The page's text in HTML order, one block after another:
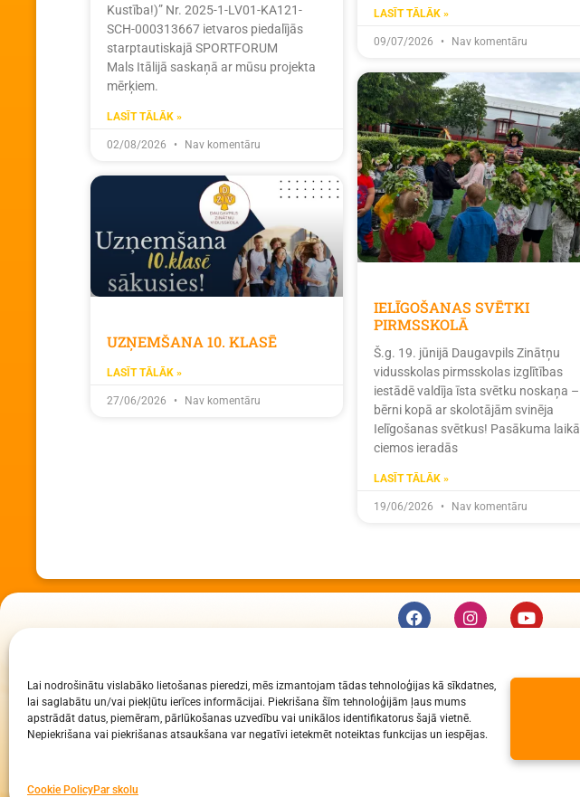
Lai nodrošinātu vislabāko lietošanas pieredzi, mēs izmantojam tādas tehnoloģijas kā sīkdatnes,
lai saglabātu un/vai piekļūtu ierīces informācijai. Piekrišana šīm tehnoloģijām ļaus mums
apstrādāt datus, piemēram, pārlūkošanas uzvedību vai unikālos identifikatorus šajā vietnē.
Nepiekrišana vai piekrišanas atsaukšana var negatīvi ietekmēt noteiktas funkcijas un iespējas.
Cookie PolicyPar skolu
Kustība!)” Nr. 2025-1-LV01-KA121-
SCH-000313667 ietvaros piedalījās
starptautiskajā SPORTFORUM
Mals Itālijā saskaņā ar mūsu projekta
mērķiem.
LASĪT TĀLĀK »
02/08/2026 Nav komentāru
LASĪT TĀLĀK »
09/07/2026 Nav komentāru
UZŅEMŠANA 10. KLASĒ
LASĪT TĀLĀK »
27/06/2026 Nav komentāru
IELĪGOŠANAS SVĒTKI
PIRMSSKOLĀ
Š.g. 19. jūnijā Daugavpils Zinātņu
vidusskolas pirmsskolas izglītības
iestādē valdīja īsta svētku noskaņa –
bērni kopā ar skolotājām svinēja
Ielīgošanas svētkus! Pasākuma laikā
ciemos ieradās
LASĪT TĀLĀK »
19/06/2026 Nav komentāru
Daugavpils Zinātņu vidusskola
Raiņa iela 30, Daugavpils, LV-5401
Reģ. Nr. 2713903513 (IZM)